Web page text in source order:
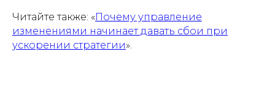
Читайте также: «Почему управление
изменениями начинает давать сбои при
ускорении стратегии».